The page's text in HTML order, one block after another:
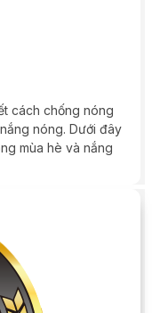
cách chống nóng
nóng. Dưới đây
mùa hè và nắng